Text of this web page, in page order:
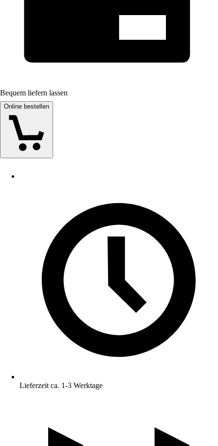
Bequem liefern lassen
Online bestellen
Lieferzeit ca. 1-3 Werktage